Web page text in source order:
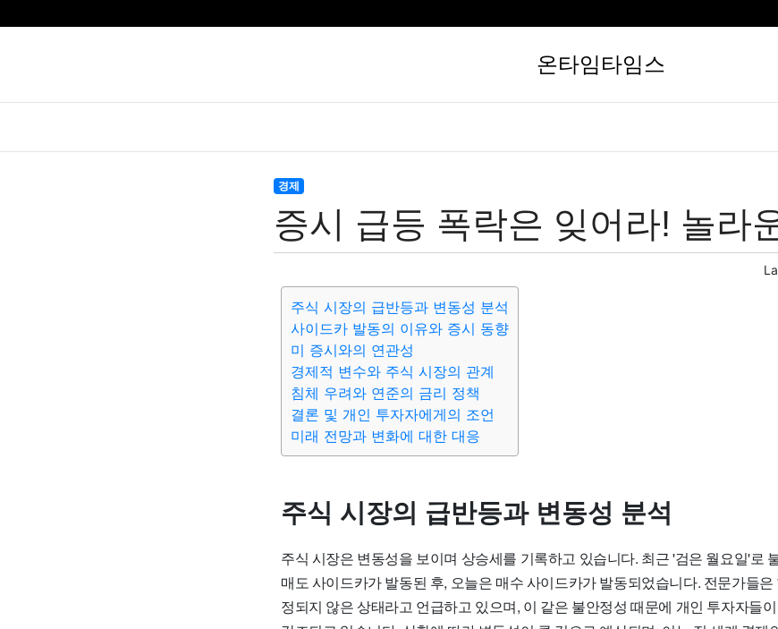
온타임타임스
경제
증시 급등 폭락은 잊어라! 놀라
주식 시장의 급반등과 변동성 분석
사이드카 발동의 이유와 증시 동향
미 증시와의 연관성
경제적 변수와 주식 시장의 관계
침체 우려와 연준의 금리 정책
결론 및 개인 투자자에게의 조언
미래 전망과 변화에 대한 대응
주식 시장의 급반등과 변동성 분석
주식 시장은 변동성을 보이며 상승세를 기록하고 있습니다. 최근 '검은 월요일'로
매도 사이드카가 발동된 후, 오늘은 매수 사이드카가 발동되었습니다. 전문가들
정되지 않은 상태라고 언급하고 있으며, 이 같은 불안정성 때문에 개인 투자자들